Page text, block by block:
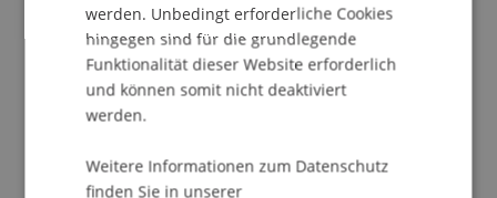
Bist du neugierig und bereit, neue Dinge zu
entdecken, Spiele zu spielen und gemeinsam
darüber nachzudenken, was Sicherheit in
unbedingt dabei - deine digitale Welt braucht
werden. Unbedingt erforderliche Cookies
hingegen sind für die grundlegende
Funktionalität dieser Website erforderlich
und können somit nicht deaktiviert
werden.
Weitere Informationen zum Datenschutz
finden Sie in unserer